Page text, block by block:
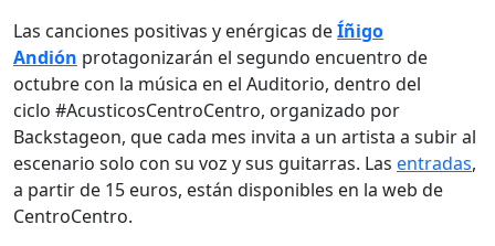
Las canciones positivas y enérgicas deÍñigo
Andión protagonizarán el segundo encuentro de
octubre con la música en el Auditorio, dentro del
ciclo #AcusticosCentroCentro, organizado por
Backstageon, que cada mes invita a un artista a subir al
escenario solo con su voz y sus guitarras. Las entradas,
a partir de 15 euros, están disponibles en la web de
CentroCentro.